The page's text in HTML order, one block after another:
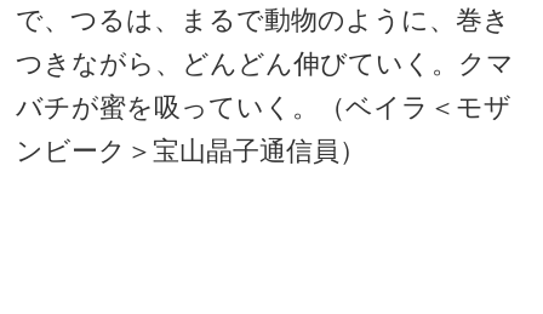
で、つるは、まるで動物のように、巻き
つきながら、どんどん伸びていく。クマ
バチが蜜を吸っていく。（ベイラ＜モザ
ンビーク＞宝山晶子通信員）